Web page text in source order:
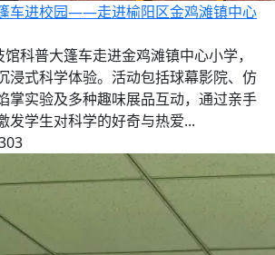
车进校园——走进榆阳区金鸡滩镇中心
科普大篷车走进金鸡滩镇中心小学，
浸式科学体验。活动包括球幕影院、仿
掌实验及多种趣味展品互动，通过亲手
发学生对科学的好奇与热爱...